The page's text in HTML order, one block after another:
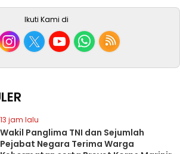
Ikuti Kami di
13 jam lalu
Wakil Panglima TNI dan Sejumlah
Pejabat Negara Terima Warga